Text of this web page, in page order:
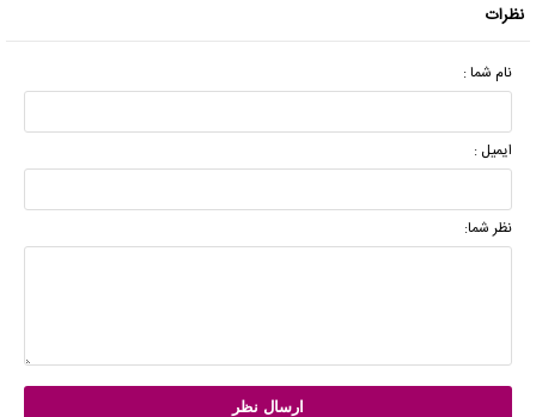
نظرات
نام شما :
ایمیل :
نظر شما: